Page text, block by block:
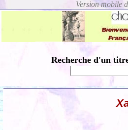
Recherche d'un